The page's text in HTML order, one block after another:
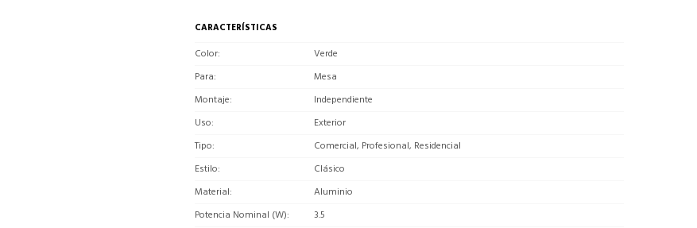
CARACTERÍSTICAS
Color
Verde
Para
Mesa
Montaje
Independiente
Uso
Exterior
Tipo
Comercial, Profesional, Residencial
Estilo
Clásico
Material
Aluminio
Potencia Nominal (W)
3.5